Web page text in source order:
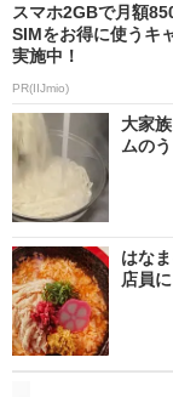
スマホ2GBで月額
SIMをお得に使うキ
実施中！
PR(IIJmio)
大家
ムの
はな
店員